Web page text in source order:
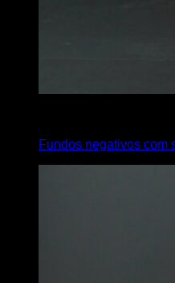
Fundos negativos com